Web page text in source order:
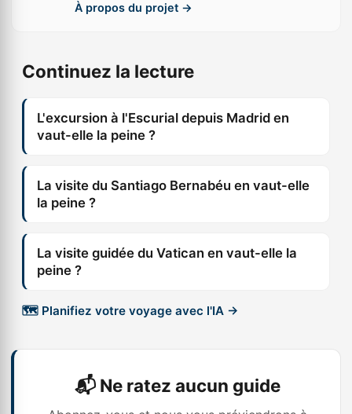
À propos du projet →
Continuez la lecture
L'excursion à l'Escurial depuis Madrid en
vaut-elle la peine ?
La visite du Santiago Bernabéu en vaut-elle
la peine ?
La visite guidée du Vatican en vaut-elle la
peine ?
🗺️ Planifiez votre voyage avec l'IA →
📬 Ne ratez aucun guide